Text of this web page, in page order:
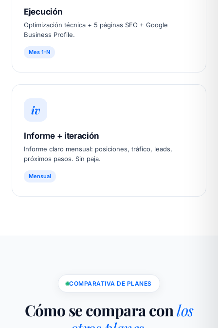
Ejecución
Optimización técnica + 5 páginas SEO + Google
Business Profile.
Mes 1-N
iv
Informe + iteración
Informe claro mensual: posiciones, tráfico, leads,
próximos pasos. Sin paja.
Mensual
COMPARATIVA DE PLANES
Cómo se compara conlos